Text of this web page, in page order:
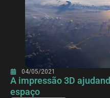
04/05/2021
A impressão 3D
espaço